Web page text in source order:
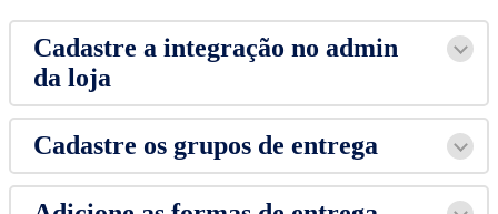
Cadastre a integração no admin
da loja
Cadastre os grupos de entrega